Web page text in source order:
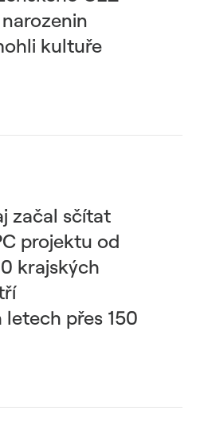
kultuře
začal sčítat
projektu od
krajských
přes 150